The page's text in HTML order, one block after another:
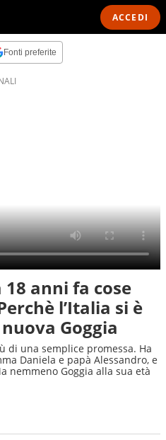
ACCEDI
Fonti preferite
anni fa cose
l’Italia si è
Goggia
di una semplice promessa. Ha
Daniela e papà Alessandro, e
nemmeno Goggia alla sua età